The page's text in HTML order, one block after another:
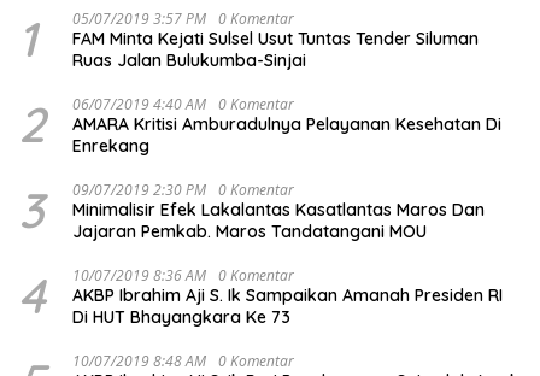
1 05/07/2019 3:57 PM 0 Komentar
FAM Minta Kejati Sulsel Usut Tuntas Tender Siluman
Ruas Jalan Bulukumba-Sinjai
2 06/07/2019 4:40 AM 0 Komentar
AMARA Kritisi Amburadulnya Pelayanan Kesehatan Di
Enrekang
3 09/07/2019 2:30 PM 0 Komentar
Minimalisir Efek Lakalantas Kasatlantas Maros Dan
Jajaran Pemkab. Maros Tandatangani MOU
4 10/07/2019 8:36 AM 0 Komentar
AKBP Ibrahim Aji S. Ik Sampaikan Amanah Presiden RI
Di HUT Bhayangkara Ke 73
10/07/2019 8:48 AM 0 Komentar